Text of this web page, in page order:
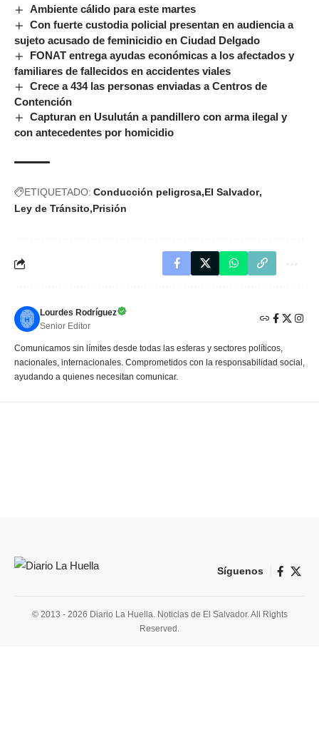
Ambiente cálido para este martes
Con fuerte custodia policial presentan en audiencia a
sujeto acusado de feminicidio en Ciudad Delgado
FONAT entrega ayudas económicas a los afectados y
familiares de fallecidos en accidentes viales
Crece a 434 las personas enviadas a Centros de
Contención
Capturan en Usulután a pandillero con arma ilegal y
con antecedentes por homicidio
ETIQUETADO: Conducción peligrosa El Salvador
Ley de Tránsito Prisión
Lourdes Rodríguez
Senior Editor
Comunicamos sin límites desde todas las esferas y sectores políticos,
nacionales, internacionales. Comprometidos con la responsabilidad social,
ayudando a quienes necesitan comunicar.
Síguenos
© 2013 - 2026 Diario La Huella. Noticias de El Salvador. All Rights
Reserved.